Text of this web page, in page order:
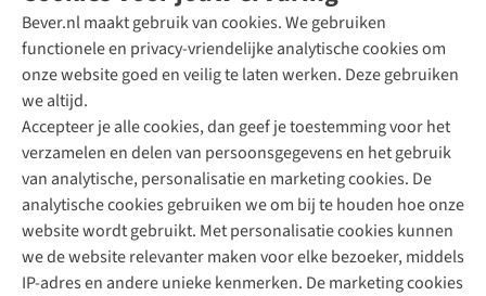
Bever.nl maakt gebruik van cookies. We gebruiken
functionele en privacy-vriendelijke analytische cookies om
onze website goed en veilig te laten werken. Deze gebruiken
we altijd.
Accepteer je alle cookies, dan geef je toestemming voor het
verzamelen en delen van persoonsgegevens en het gebruik
van analytische, personalisatie en marketing cookies. De
analytische cookies gebruiken we om bij te houden hoe onze
website wordt gebruikt. Met personalisatie cookies kunnen
we de website relevanter maken voor elke bezoeker, middels
IP-adres en andere unieke kenmerken. De marketing cookies
Direct advies van een Buitenexpert
+31 (0)85 888 50 88
+31 6 12 28 49 80
Contactformulier